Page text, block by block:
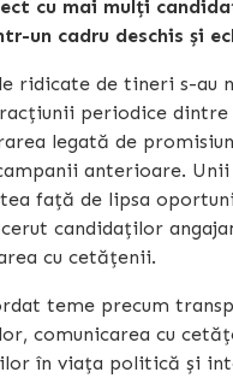
cu mai mulți
un cadru deschis și
ridicate de tineri s-au
periodice dintre
legată de
anterioare.
față de lipsa
candidaților
cu cetățenii.
teme precum
comunicarea cu
în viața politică și